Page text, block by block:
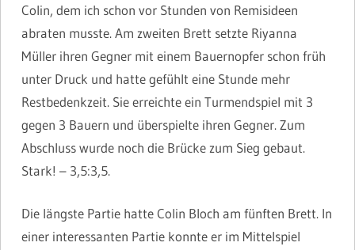
Colin, dem ich schon vor Stunden von Remisideen
abraten musste. Am zweiten Brett setzte Riyanna
Müller ihren Gegner mit einem Bauernopfer schon früh
unter Druck und hatte gefühlt eine Stunde mehr
Restbedenkzeit. Sie erreichte ein Turmendspiel mit 3
gegen 3 Bauern und überspielte ihren Gegner. Zum
Abschluss wurde noch die Brücke zum Sieg gebaut.
Stark! – 3,5:3,5.
Die längste Partie hatte Colin Bloch am fünften Brett. In
einer interessanten Partie konnte er im Mittelspiel